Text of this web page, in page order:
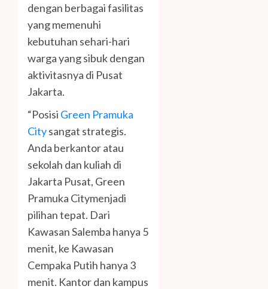
dengan berbagai fasilitas
yang memenuhi
kebutuhan sehari-hari
warga yang sibuk dengan
aktivitasnya di Pusat
Jakarta.
“Posisi Green Pramuka
Citysangat strategis.
Anda berkantor atau
sekolah dan kuliah di
Jakarta Pusat, Green
Pramuka Citymenjadi
pilihan tepat. Dari
Kawasan Salemba hanya 5
menit, ke Kawasan
Cempaka Putih hanya 3
menit. Kantor dan kampus